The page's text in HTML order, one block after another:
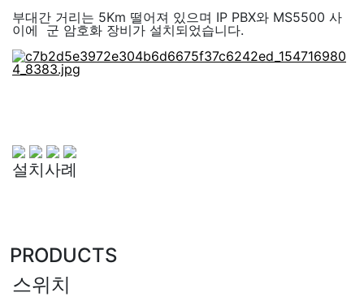
부대간 거리는 5Km 떨어져 있으며 IP PBX와 MS5500 사
이에 군 암호화 장비가 설치되었습니다.
설치사례
PRODUCTS
스위치